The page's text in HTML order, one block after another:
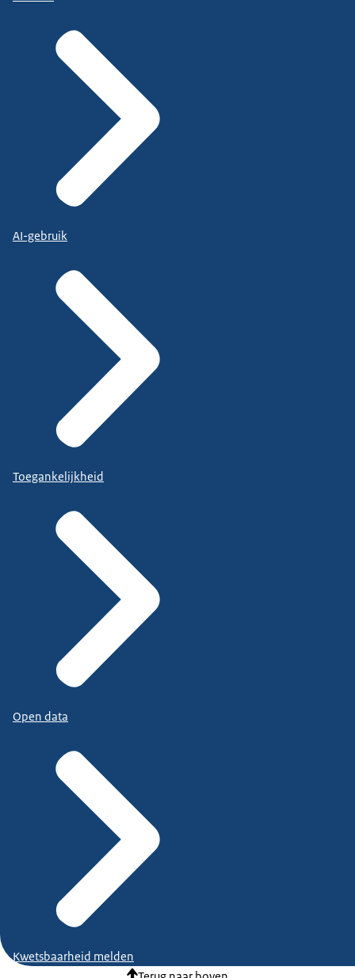
AI-gebruik
Toegankelijkheid
Open data
Kwetsbaarheid melden